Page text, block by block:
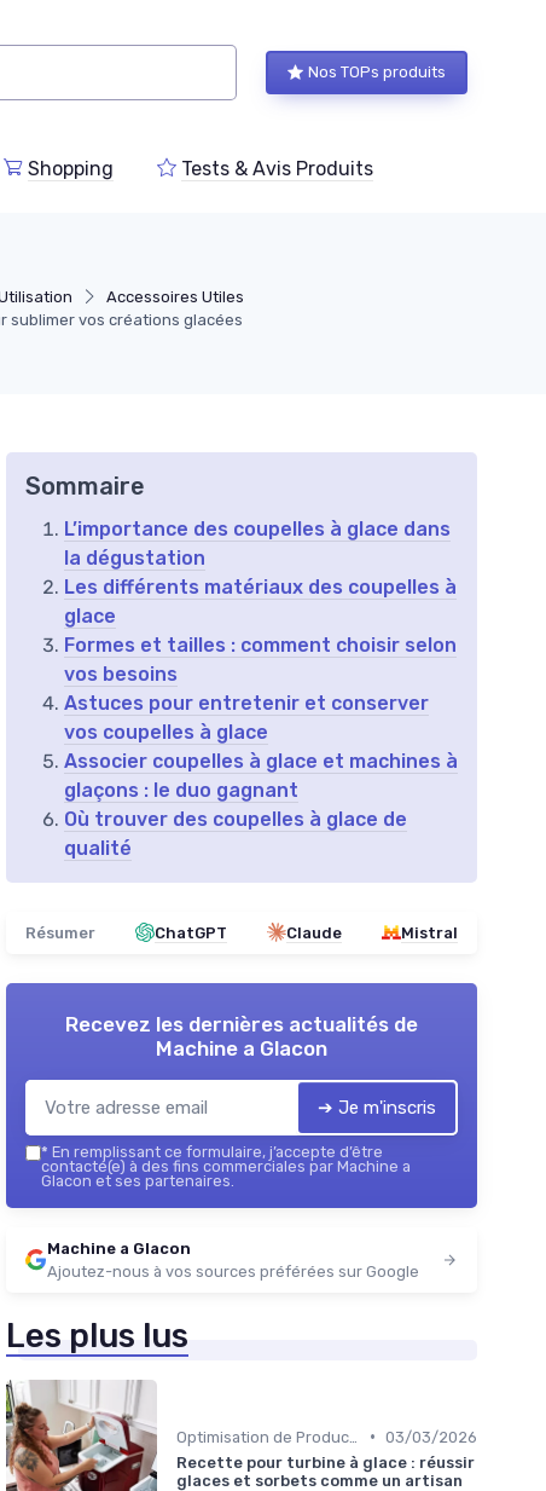
Nos TOPs produits
Shopping Tests & Avis Produits
Accessoires Utiles
sublimer vos créations glacées
Sommaire
L’importance des coupelles à glace dans
la dégustation
Les différents matériaux des coupelles à
glace
Formes et tailles : comment choisir selon
vos besoins
Astuces pour entretenir et conserver
vos coupelles à glace
Associer coupelles à glace et machines à
glaçons : le duo gagnant
Où trouver des coupelles à glace de
qualité
Résumer ChatGPT Claude Mistral
Recevez les dernières actualités de
Machine a Glacon
➔ Je m'inscris
* En remplissant ce formulaire, j’accepte d’être
contacté(e) à des fins commerciales par Machine a
Glacon et ses partenaires.
Machine a Glacon
Ajoutez-nous à vos sources préférées sur Google
Les plus lus
• 03/03/2026
Recette pour turbine à glace : réussir
glaces et sorbets comme un artisan